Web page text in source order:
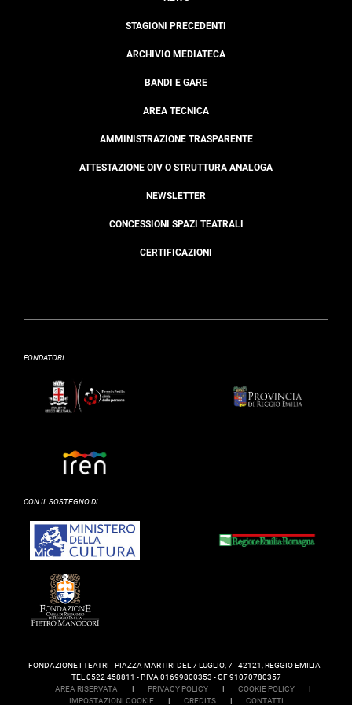
STAGIONI PRECEDENTI
ARCHIVIO MEDIATECA
BANDI E GARE
AREA TECNICA
AMMINISTRAZIONE TRASPARENTE
ATTESTAZIONE OIV O STRUTTURA ANALOGA
NEWSLETTER
CONCESSIONI SPAZI TEATRALI
CERTIFICAZIONI
FONDATORI
CON IL SOSTEGNO DI
FONDAZIONE I TEATRI - PIAZZA MARTIRI DEL 7 LUGLIO, 7 - 42121, REGGIO EMILIA -
TEL 0522 458811 - P.IVA 01699800353 - CF 91070780357
AREA RISERVATA
| PRIVACY POLICY | COOKIE POLICY
|
IMPOSTAZIONI COOKIE
| CREDITS | CONTATTI